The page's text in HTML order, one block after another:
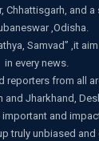
Chhattisgarh, and
,Odisha.
Samvad” ,it
in every news.
reporters from all
and Jharkhand,
and
truly unbiased